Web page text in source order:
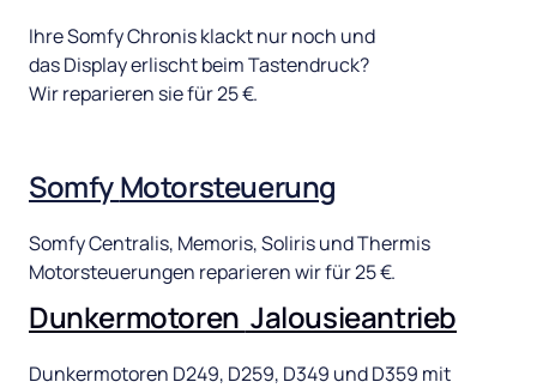
Ihre Somfy Chronis klackt nur noch und
das Display erlischt beim Tastendruck?
Wir reparieren sie für 25 €.
Somfy Motorsteuerung
Somfy Centralis, Memoris, Soliris und
Motorsteuerungen reparieren wir für 25 €.
Dunkermotoren Jalousieantrieb
Dunkermotoren D249, D259, D349 und D359